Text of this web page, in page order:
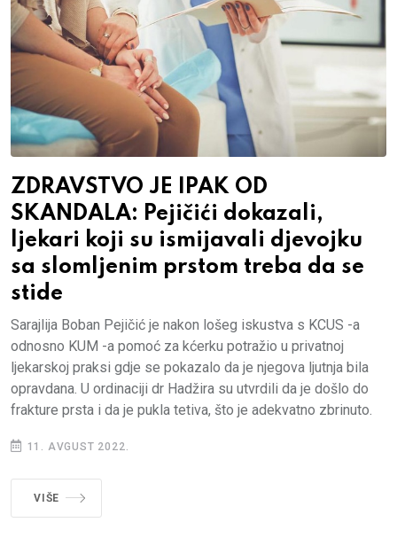
ZDRAVSTVO JE IPAK OD
SKANDALA: Pejičići dokazali,
ljekari koji su ismijavali djevojku
sa slomljenim prstom treba da se
stide
Sarajlija Boban Pejičić je nakon lošeg iskustva s KCUS -a
odnosno KUM -a pomoć za kćerku potražio u privatnoj
ljekarskoj praksi gdje se pokazalo da je njegova ljutnja bila
opravdana. U ordinaciji dr Hadžira su utvrdili da je došlo do
frakture prsta i da je pukla tetiva, što je adekvatno zbrinuto.
11. AVGUST 2022.
VIŠE